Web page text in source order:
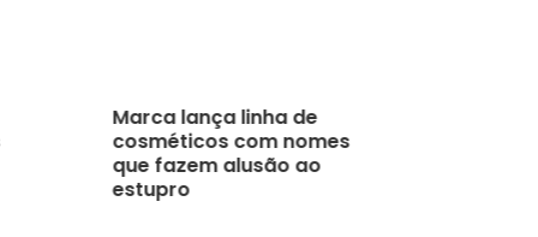
Marca lança linha de
cosméticos com nomes
que fazem alusão ao
estupro